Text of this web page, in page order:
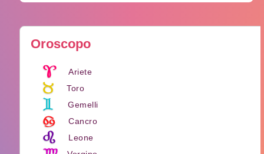
Oroscopo
Ariete
Toro
Gemelli
Cancro
Leone